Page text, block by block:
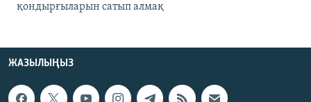
қондырғыларын сатып алмақ
ЖАЗЫЛЫҢЫЗ